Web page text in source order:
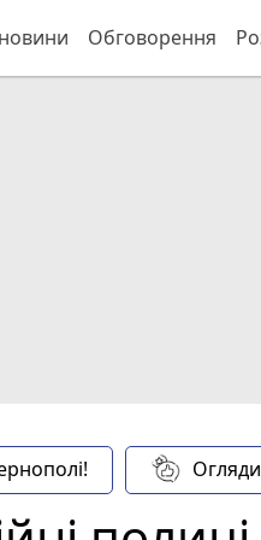
Обговорення
Огляди